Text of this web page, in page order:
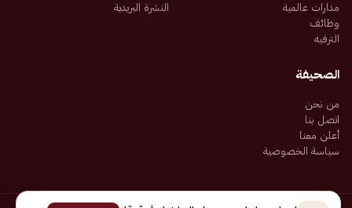
مدارات عالمية
وظائف
الترفيه
النشرة البريدية
الصحيفة
من نحن
اتصل بنا
أعلن معنا
سياسة الخصوصية